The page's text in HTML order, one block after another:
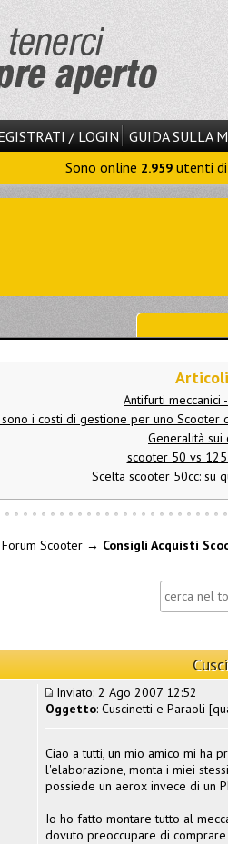
/ LOGIN GUIDA SULLA
Sono online 2.959 utenti di
Antifurti meccanici
i costi di gestione per uno Scooter
Generalità sui
scooter 50 vs
Scelta scooter 50cc: su
Forum Scooter → Consigli Acquisti
Inviato: 2 Ago 2007 12:52
Oggetto: Cuscinetti e Paraoli
Ciao a tutti, un mio amico mi ha
l'elaborazione, monta i miei
possiede un aerox invece di un
Io ho fatto montare tutto al
dovuto preoccupare di